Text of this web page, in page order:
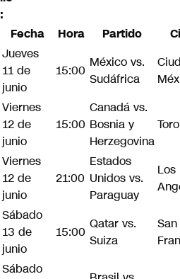
:
Fecha
Hora Partido
Jueves
11 de
junio
15:00
México vs.
Sudáfrica
Viernes
12 de
junio
15:00
Canadá vs.
Bosnia y
Herzegovina
Viernes
12 de
junio
21:00
Estados
Unidos vs.
Paraguay
Los
Sábado
13 de
junio
15:00
Qatar vs.
Suiza
San
Sábado